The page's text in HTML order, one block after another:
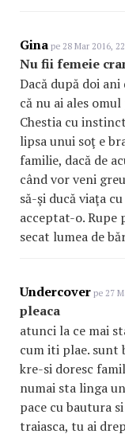
Gina pe 28 Mar 2016,
Nu fii femeie
Dacă după doi
că nu ai ales
Chestia cu
lipsa unui soţ e
familie, dacă de
când vor veni
să-şi ducă viaţa
acceptat-o. Rupe
secat lumea de
Undercover pe 27
pleaca
atunci la ce mai
cum iti plae. sunt
kre-si doresc
numai sta linga
pace cu bautura
traiasca, tu ai